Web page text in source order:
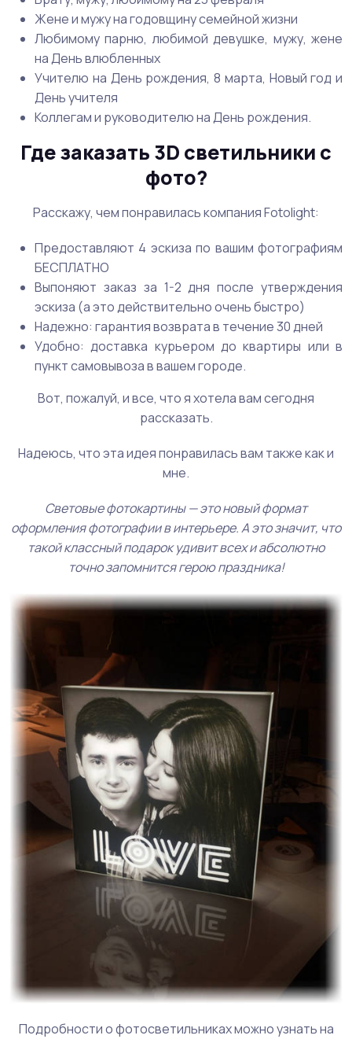
Жене и мужу на годовщину семейной жизни
Любимому парню, любимой девушке, мужу, жене
на День влюбленных
Учителю на День рождения, 8 марта, Новый год и
День учителя
Коллегам и руководителю на День рождения.
Где заказать 3D светильники с
фото?
Расскажу, чем понравилась компания Fotolight:
Предоставляют 4 эскиза по вашим фотографиям
БЕСПЛАТНО
Выпоняют заказ за 1-2 дня после утверждения
эскиза (а это действительно очень быстро)
Надежно: гарантия возврата в течение 30 дней
Удобно: доставка курьером до квартиры или в
пункт самовывоза в вашем городе.
Вот, пожалуй, и все, что я хотела вам сегодня
рассказать.
Надеюсь, что эта идея понравилась вам также как и
мне.
Световые фотокартины — это новый формат
оформления фотографии в интерьере. А это значит, что
такой классный подарок удивит всех и абсолютно
точно запомнится герою праздника!
Подробности о фотосветильниках можно узнать на